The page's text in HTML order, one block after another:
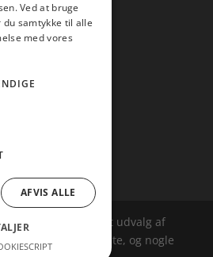
8672
hej@amare.dk
der samler et bredt udvalg af
er et affailiatesite, og nogle
Ved at bruge
samtykke til alle
med vores
AFVIS ALLE